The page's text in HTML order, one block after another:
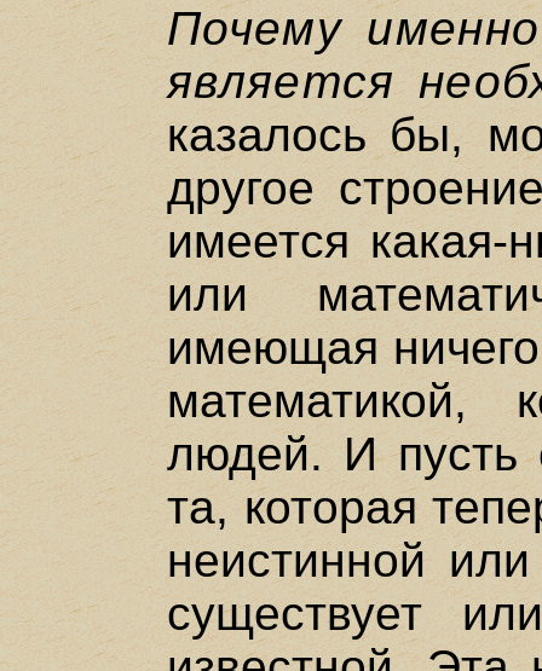
Почему
является
казалось бы,
другое
имеется какая-
или
имеющая
математикой,
людей. И пусть
та, которая
неистинной
существует